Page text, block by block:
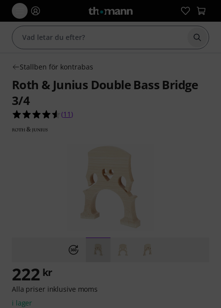
Börja
Stallben för kontrabas
Roth & Junius Double Bass Bridge
3/4
4.5 av 5 stjärnor från 11 kundbetyg
(11 )
222 kr
Alla priser inklusive moms
i lager